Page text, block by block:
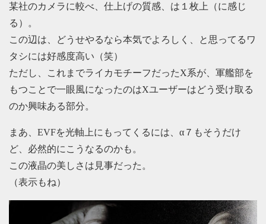
某社のカメラに較べ、仕上げの質感、は１枚上（に感じ
る）。
この辺は、どうせやるなら本気でよろしく、と思ってるワ
タシには好感度高い（笑）
ただし、これまでライカモチーフだったX系が、軍艦部を
もつことで一眼風になったのはXユーザーはどう受け取る
のか興味ある部分。
まあ、EVFを光軸上にもってくるには、α７もそうだけ
ど、必然的にこうなるのかも。
この液晶の美しさは見事だった。
（表示もね）